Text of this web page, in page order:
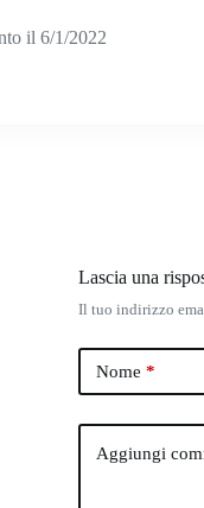
il 6/1/2022
Lascia una
Il tuo indirizzo
Nome *
Aggiungi